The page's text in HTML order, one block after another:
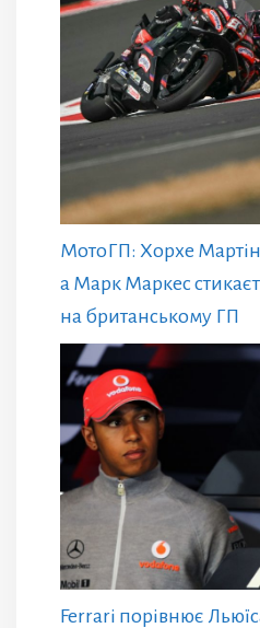
МотоГП: Хорхе
а Марк Маркес
на британському ГП
Ferrari порівнює